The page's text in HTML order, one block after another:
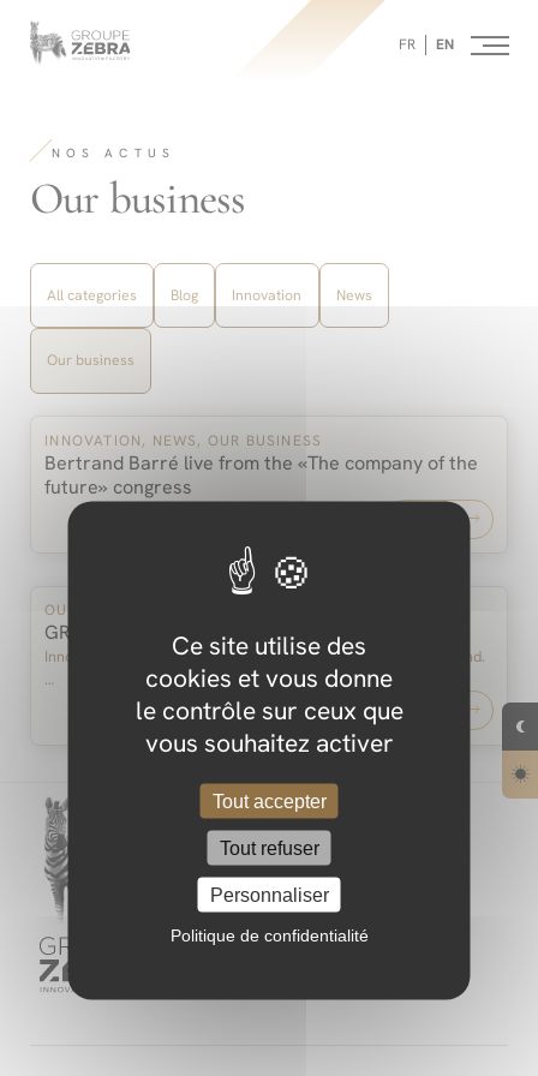
Ce site utilise des
cookies et vous donne
le contrôle sur ceux que
vous souhaitez activer
Tout accepter
Tout refuser
Personnaliser
Politique de confidentialité
Agency,
Marketing
and
Design
FR EN
business
NOS ACTUS
-
Our business
Filter
All categories Blog Innovation News
Our business
Bertrand Barré live from the «The company of the
future» congress
INNOVATION, NEWS, OUR BUSINESS
GROUPE ZEBRA, Who are we?
OUR BUSINESS
Innovation: An approach, a strategy and above all a state of mind.
…
Read more
-